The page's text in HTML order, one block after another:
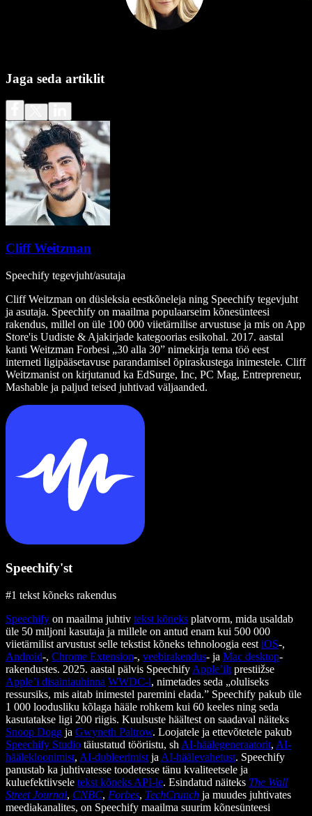
Jaga seda artiklit
Cliff Weitzman
Speechify tegevjuht/asutaja
Cliff Weitzman on düsleksia eestkõneleja ning Speechify tegevjuht
ja asutaja. Speechify on maailma populaarseim kõnesünteesi
rakendus, millel on üle 100 000 viietärnilise arvustuse ja mis on App
Store'is Uudiste & Ajakirjade kategoorias esikohal. 2017. aastal
kanti Weitzman Forbesi „30 alla 30” nimekirja tema töö eest
interneti ligipääsetavuse parandamisel õpiraskustega inimestele. Cliff
Weitzmanist on kirjutanud ka EdSurge, Inc, PC Mag, Entrepreneur,
Mashable ja paljud teised juhtivad väljaanded.
Speechify'st
#1 tekst kõneks rakendus
Speechify on maailma juhtiv tekst kõneks platvorm, mida usaldab
üle 50 miljoni kasutaja ja millele on antud enam kui 500 000
viietärnilist arvustust selle tekstist kõneks tehnoloogia eest iOS-,
Android-, Chrome Extension-, veebirakendus- ja Mac desktop-
rakendustes. 2025. aastal pälvis Speechify Apple’ilt prestiižse
Apple’i disainiauhinna WWDC-l, nimetades seda „oluliseks
ressursiks, mis aitab inimestel paremini elada.” Speechify pakub üle
1 000 loodusliku kõlaga hääle rohkem kui 60 keeles ning seda
kasutatakse ligi 200 riigis. Kuulsuste häältest on saadaval näiteks
Snoop Dogg ja Gwyneth Paltrow. Loojatele ja ettevõtetele pakub
Speechify Studio täiustatud tööriistu, sh AI-häälegeneraatorit, AI-
häälekloonimist, AI-dubleerimist ja AI-häälevahetust. Speechify
panustab ka juhtivatesse toodetesse tänu kvaliteetsele ja
kuluefektiivsele tekst kõneks API-le. Esindatud näiteks The Wall
Street Journal, CNBC, Forbes, TechCrunch ja muudes juhtivates
meediakanalites, on Speechify maailma suurim kõnesünteesi